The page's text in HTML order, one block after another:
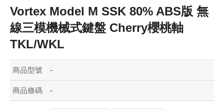
Vortex Model M SSK 80% ABS版 無
線三模機械式鍵盤 Cherry櫻桃軸
TKL/WKL
商品型號 -
商品條碼 -